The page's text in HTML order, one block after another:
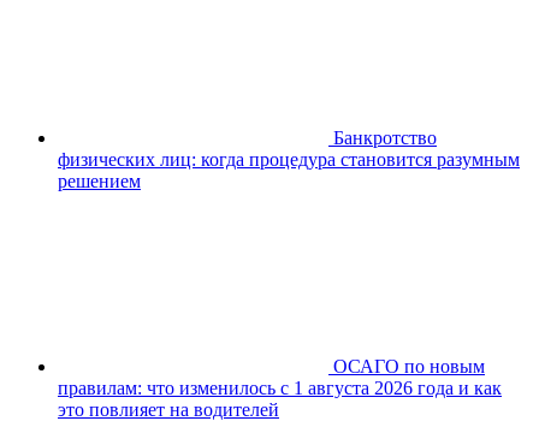
Банкротство
физических лиц: когда процедура становится разумным
решением
ОСАГО по новым
правилам: что изменилось с 1 августа 2026 года и как
это повлияет на водителей